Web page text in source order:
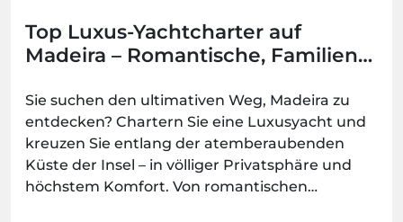
Top Luxus-Yachtcharter auf
Madeira – Romantische, Familien-
Sie suchen den ultimativen Weg, Madeira zu
entdecken? Chartern Sie eine Luxusyacht und
kreuzen Sie entlang der atemberaubenden
Küste der Insel – in völliger Privatsphäre und
höchstem Komfort. Von romantischen